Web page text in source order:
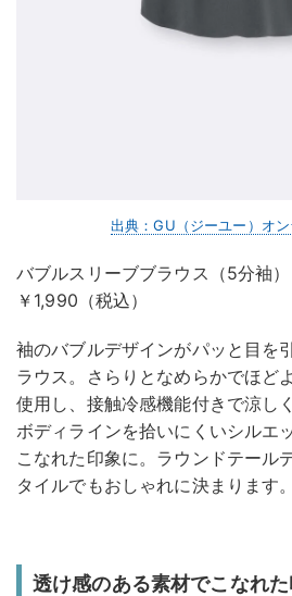
出典：GU（ジーユー）オ
バブルスリーブブラウス（5分袖）
￥1,990（税込）
袖のバブルデザインがパッと目を
ラウス。さらりとなめらかでほど
使用し、接触冷感機能付きで涼し
ボディラインを拾いにくいシルエ
こなれた印象に。ラウンドテール
タイルでもおしゃれに決まります。
透け感のある素材でこなれ